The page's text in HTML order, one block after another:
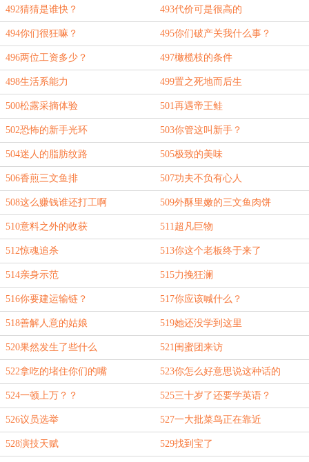
492猜猜是谁快？ 493代价可是很高的
494你们很狂嘛？ 495你们破产关我什么事？
496两位工资多少？ 497橄榄枝的条件
498生活系能力 499置之死地而后生
500松露采摘体验 501再遇帝王鲑
502恐怖的新手光环 503你管这叫新手？
504迷人的脂肪纹路 505极致的美味
506香煎三文鱼排 507功夫不负有心人
508这么赚钱谁还打工啊 509外酥里嫩的三文鱼肉饼
510意料之外的收获 511超凡巨物
512惊魂追杀 513你这个老板终于来了
514亲身示范 515力挽狂澜
516你要建运输链？ 517你应该喊什么？
518善解人意的姑娘 519她还没学到这里
520果然发生了些什么 521闺蜜团来访
522拿吃的堵住你们的嘴 523你怎么好意思说这种话的
524一顿上万？？ 525三十岁了还要学英语？
526议员选举 527一大批菜鸟正在靠近
528演技天赋 529找到宝了